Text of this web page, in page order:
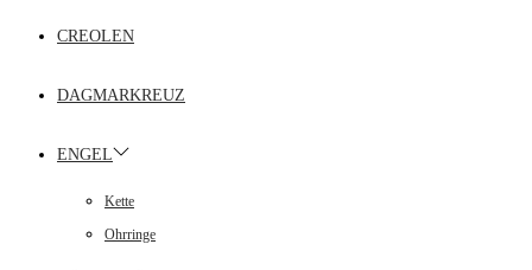
CREOLEN
DAGMARKREUZ
ENGEL
Kette
Ohrringe